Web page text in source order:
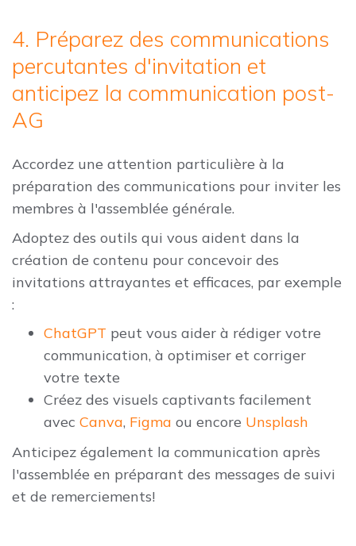
4. Préparez des communications
percutantes d'invitation et
anticipez la communication post-
AG
Accordez une attention particulière à la
préparation des communications pour inviter les
membres à l'assemblée générale.
Adoptez des outils qui vous aident dans la
création de contenu pour concevoir des
invitations attrayantes et efficaces, par exemple
:
ChatGPT peut vous aider à rédiger votre
communication, à optimiser et corriger
votre texte
Créez des visuels captivants facilement
avec Canva, Figma ou encore Unsplash
Anticipez également la communication après
l'assemblée en préparant des messages de suivi
et de remerciements!